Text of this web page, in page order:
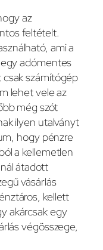
az
feltételt.
ami a
adómentes
számítógép
lehet vele az
még szót
ilyen utalványt
hogy pénzre
a kellemetlen
átadott
vásárlás
kellett
akárcsak egy
végösszege,